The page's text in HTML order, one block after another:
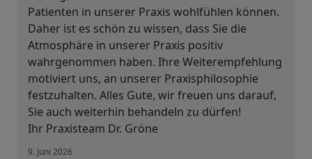
Patienten in unserer Praxis wohlfühlen können.
Daher ist es schön zu wissen, dass Sie die
Atmosphäre in unserer Praxis positiv
wahrgenommen haben. Ihre Weiterempfehlung
motiviert uns, an unserer Praxisphilosophie
festzuhalten. Alles Gute, wir freuen uns darauf,
Sie auch weiterhin behandeln zu dürfen!
Ihr Praxisteam Dr. Gröne
9. Juni 2026